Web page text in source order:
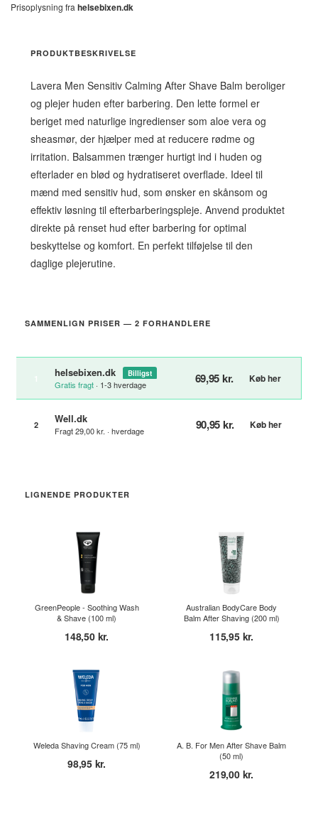
Prisoplysning fra helsebixen.dk
PRODUKTBESKRIVELSE
Lavera Men Sensitiv Calming After Shave Balm beroliger
og plejer huden efter barbering. Den lette formel er
beriget med naturlige ingredienser som aloe vera og
sheasmør, der hjælper med at reducere rødme og
irritation. Balsammen trænger hurtigt ind i huden og
efterlader en blød og hydratiseret overflade. Ideel til
mænd med sensitiv hud, som ønsker en skånsom og
effektiv løsning til efterbarberingspleje. Anvend produktet
direkte på renset hud efter barbering for optimal
beskyttelse og komfort. En perfekt tilføjelse til den
daglige plejerutine.
SAMMENLIGN PRISER — 2 FORHANDLERE
helsebixen.dk Billigst
Gratis fragt · 1-3 hverdage 69,95 kr. Køb her
2 Well.dk
Fragt 29,00 kr. · hverdage 90,95 kr. Køb her
LIGNENDE PRODUKTER
GreenPeople - Soothing Wash
& Shave (100 ml)
148,50 kr.
Australian BodyCare Body
Balm After Shaving (200 ml)
115,95 kr.
Weleda Shaving Cream (75 ml)
98,95 kr.
A. B. For Men After Shave Balm
(50 ml)
219,00 kr.